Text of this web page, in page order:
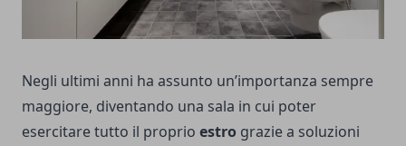
Negli ultimi anni ha assunto un’importanza sempre
maggiore, diventando una sala in cui poter
esercitare tutto il proprio estro grazie a soluzioni